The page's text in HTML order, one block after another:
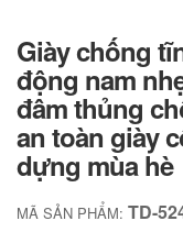
Giày chống
động nam
đâm thủng
an toàn giày
dựng mùa hè
MÃ SẢN PHẨM: TD-